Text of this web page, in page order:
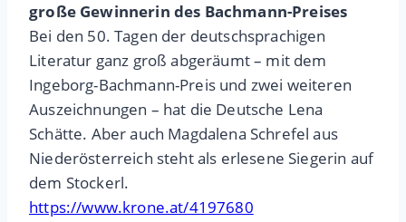
große Gewinnerin des Bachmann-Preises
Bei den 50. Tagen der deutschsprachigen
Literatur ganz groß abgeräumt – mit dem
Ingeborg-Bachmann-Preis und zwei weiteren
Auszeichnungen – hat die Deutsche Lena
Schätte. Aber auch Magdalena Schrefel aus
Niederösterreich steht als erlesene Siegerin auf
dem Stockerl.
https://www.krone.at/4197680